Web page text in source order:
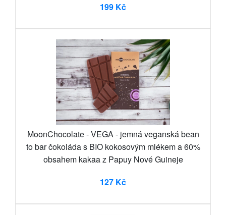
199 Kč
MoonChocolate - VEGA - jemná veganská bean
to bar čokoláda s BIO kokosovým mlékem a 60%
obsahem kakaa z Papuy Nové Guineje
127 Kč